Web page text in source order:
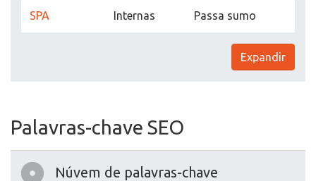
SPA Internas Passa sumo
Expandir
Palavras-chave SEO
Núvem de palavras-chave